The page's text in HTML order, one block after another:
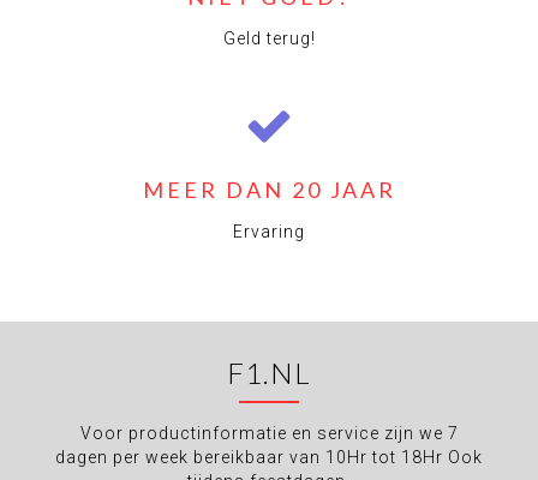
Geld terug!
MEER DAN 20 JAAR
Ervaring
F1.NL
Voor productinformatie en service zijn we 7
dagen per week bereikbaar van 10Hr tot 18Hr Ook